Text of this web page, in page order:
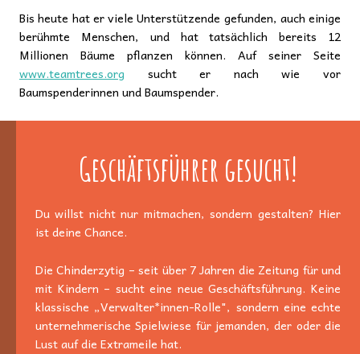
Bis heute hat er viele Unterstützende gefunden, auch einige
berühmte Menschen, und hat tatsächlich bereits 12
Millionen Bäume pflanzen können. Auf seiner Seite
www.teamtrees.org sucht er nach wie vor
Baumspenderinnen und Baumspender.
Geschäftsführer gesucht!
Du willst nicht nur mitmachen, sondern gestalten? Hier
ist deine Chance.
Die Chinderzytig – seit über 7 Jahren die Zeitung für und
mit Kindern – sucht eine neue Geschäftsführung. Keine
klassische „Verwalter*innen-Rolle", sondern eine echte
unternehmerische Spielwiese für jemanden, der oder die
Lust auf die Extrameile hat.